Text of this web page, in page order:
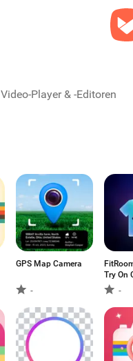
Video-Player & -Editoren
GPS Map Camera
-
Try On
-